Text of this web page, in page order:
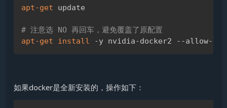
apt-get update
# 注意选 NO 再回车，避免覆盖了原配置
apt-get
install
如果docker是全新安装的，操作如下：